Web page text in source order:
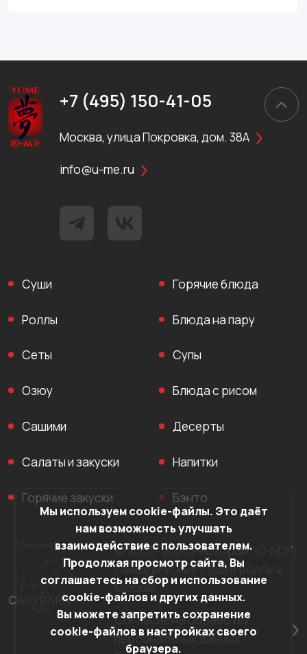
+7 (495) 150-41-05
Москва, улица Покровка, дом. 38А
info@u-me.ru
Суши
Роллы
Сеты
Озюу
Сашими
Салаты и закуски
Горячие закуски
Горячие блюда
Блюда на пару
Супы
Блюда с рисом
Десерты
Напитки
Бэнто
© 2003 - 2026 Ресторан "Ю-МЭ":
самые вкусные суши и роллы в
Москве
Согласие на обработку
персональных данных
Мы используем cookie-файлы. Это даёт
нам возможность улучшать
взаимодействие с пользователем.
Продолжая просмотр сайта, Вы
соглашаетесь на сбор и использование
cookie-файлов и других данных.
Вы можете запретить сохранение
cookie-файлов в настройках своего
браузера.